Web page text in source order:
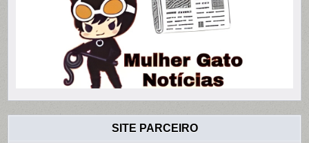
SITE PARCEIRO